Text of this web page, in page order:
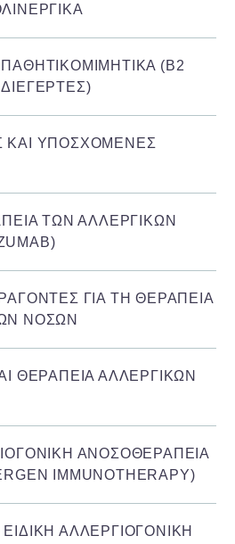
(Β2
ΚΑΙ ΥΠΟΣΧΟΜΕΝΕΣ
ΤΩΝ ΑΛΛΕΡΓΙΚΩΝ
ΓΙΑ ΤΗ ΘΕΡΑΠΕΙΑ
ΝΟΣΩΝ
ΘΕΡΑΠΕΙΑ ΑΛΛΕΡΓΙΚΩΝ
ΑΝΟΣΟΘΕΡΑΠΕΙΑ
IMMUNOTHERAPY)
ΑΛΛΕΡΓΙΟΓΟΝΙΚΗ